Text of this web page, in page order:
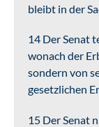
bleibt in der
14 Der Senat
wonach der
sondern von
gesetzlichen
15 Der Senat